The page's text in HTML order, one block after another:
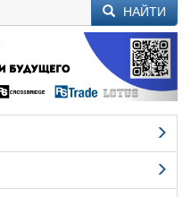
НАЙТИ
Next